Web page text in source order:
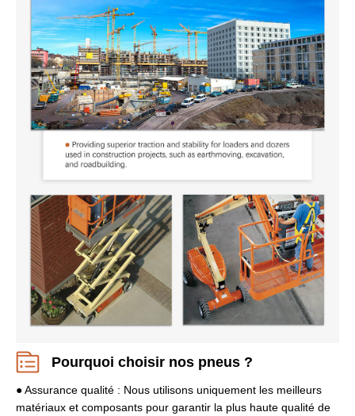
Pourquoi choisir nos pneus ?
● Assurance qualité : Nous utilisons uniquement les meilleurs
matériaux et composants pour garantir la plus haute qualité de